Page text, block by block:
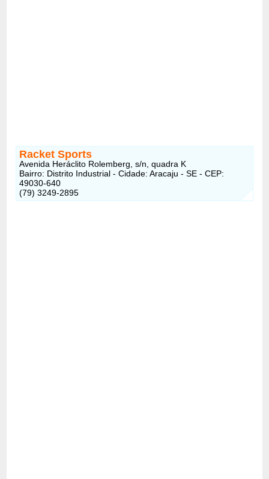
Racket Sports
Avenida Heráclito Rolemberg, s/n, quadra K
Bairro: Distrito Industrial - Cidade: Aracaju - SE - CEP:
49030-640
(79) 3249-2895